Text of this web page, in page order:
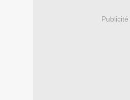
Publicité